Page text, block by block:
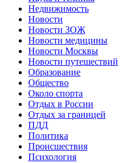
Недвижимость
Новости
Новости ЗОЖ
Новости медицины
Новости Москвы
Новости путешествий
Образование
Общество
Около спорта
Отдых в России
Отдых за границей
ПДД
Политика
Происшествия
Психология